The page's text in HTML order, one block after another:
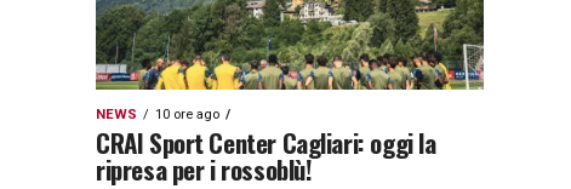
NEWS 10 ore ago
CRAI Sport Center Cagliari: oggi la
ripresa per i rossoblù!